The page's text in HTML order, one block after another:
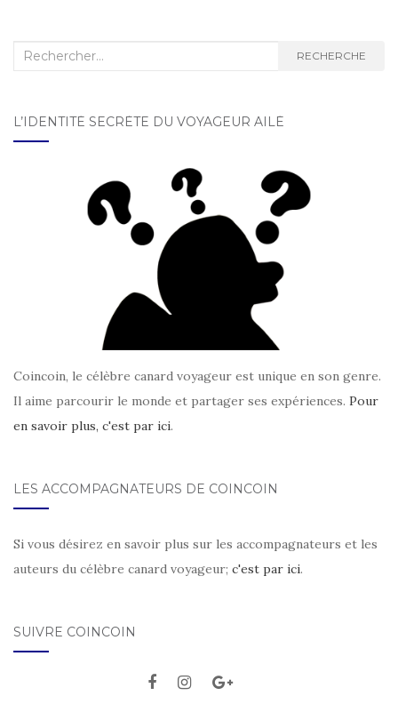
Recherche : RECHERCHE
L’IDENTITÉ SECRÈTE DU VOYAGEUR AILÉ
Coincoin, le célèbre canard voyageur est unique en son genre.
Il aime parcourir le monde et partager ses expériences. Pour
en savoir plus, c'est par ici.
LES ACCOMPAGNATEURS DE COINCOIN
Si vous désirez en savoir plus sur les accompagnateurs et les
auteurs du célèbre canard voyageur; c'est par ici.
SUIVRE COINCOIN